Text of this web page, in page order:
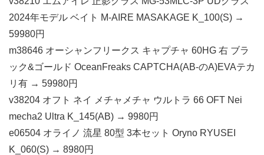
2024年モデル ベイト M-AIRE MASAKAGE K_100(S) →
59980円
m38646 オーシャンフリークス キャプチャ 60HG 右 ブラ
ック&ゴールド OceanFreaks CAPTCHA(AB-のA)EVAテカ
リ有 → 59980円
v38204 オフト ネイ メチャメチャ ウルトラ 66 OFT Nei
mecha2 Ultra K_145(AB) → 9980円
e06504 オライノ 流星 80型 3本セット Oryno RYUSEI
K_060(S) → 8980円